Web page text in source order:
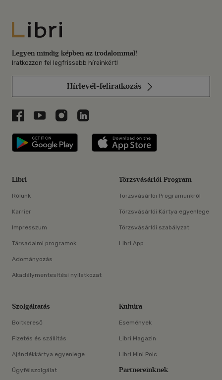
Libri
Legyen mindig képben az irodalommal!
Iratkozzon fel legfrissebb híreinkért!
Hírlevél-feliratkozás
Libri a Facebookon
Libri a Youtube-on
Libri az Instagramon
Libri a LinkedInen
Libri applikáció Szerezd meg: Google
Libri
Rólunk
Karrier
Impresszum
Társadalmi programok
Adományozás
Akadálymentesítési nyilatkozat
Törzsvásárlói Program
Törzsvásárlói Programunkról
Törzsvásárlói Kártya egyenlege
Törzsvásárlói szabályzat
Libri App
Szolgáltatás
Boltkereső
Fizetés és szállítás
Ajándékkártya egyenlege
Ügyfélszolgálat
Kultúra
Események
Libri Magazin
Libri Mini Polc
Partnereinknek